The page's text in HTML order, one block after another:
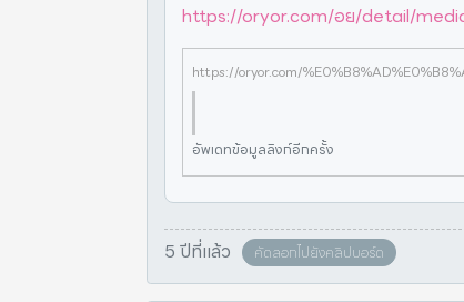
https://oryor.com/อย/detail/
อัพเดทข้อมูลลิงก์อีกครั้ง
5 ปีที่แล้ว คัดลอกไปยังคลิปบอร์ด